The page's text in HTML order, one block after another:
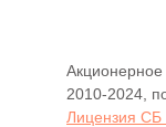
2010-2024,
Лицензия